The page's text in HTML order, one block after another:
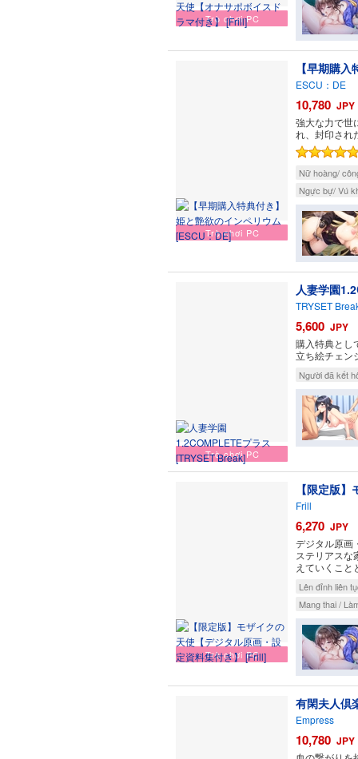
Trò chơi PC
Trò chơi PC
【早期購
ESCU：DE
10,780 JPY
強大な力で世
れ、封印され
Nữ hoàng/
Ngực bự/ Vú
Trò chơi PC
人妻学園
TRYSET
5,600 JPY
購入特典とし
立ち絵チェン
Người đã kết
Trò chơi PC
【限定版
Frill
6,270 JPY
デジタル原画
ステリアスな
えていくこ
Lên đỉnh liên
Mang thai /
有閑夫人倶
Empress
10,780 JPY